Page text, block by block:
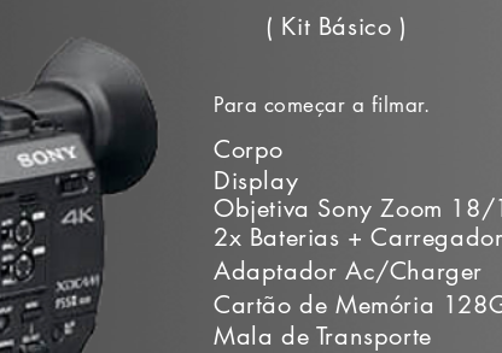
( Kit Básico )
Para começar a filmar.
Corpo
Display
2x Baterias + Carregador
Adaptador Ac/Charger
Cartão de Memória
Mala de Transporte
Objetiva Sony Zoom 18/